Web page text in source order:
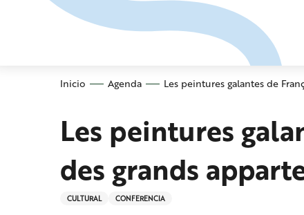
Inicio Agenda Les peintures galantes de
Les peintures
des grands
CULTURAL CONFERENCIA